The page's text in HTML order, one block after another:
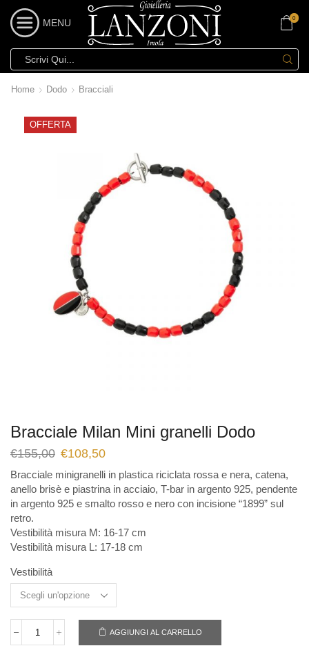
MENU 0
Home Dodo Bracciali
OFFERTA
Bracciale Milan Mini granelli Dodo
€155,00 €108,50
Bracciale minigranelli in plastica riciclata rossa e nera, catena,
anello brisè e piastrina in acciaio, T-bar in argento 925, pendente
in argento 925 e smalto rosso e nero con incisione “1899” sul
retro.
Vestibilità misura M: 16-17 cm
Vestibilità misura L: 17-18 cm
Vestibilità
AGGIUNGI AL CARRELLO